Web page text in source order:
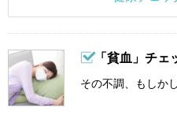
「貧血」チェ
その不調、もしか